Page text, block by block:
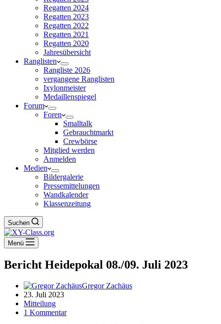
Regatten 2024
Regatten 2023
Regatten 2022
Regatten 2021
Regatten 2020
Jahresübersicht
Ranglisten
Rangliste 2026
vergangene Ranglisten
Ixylonmeister
Medaillenspiegel
Forum
Foren
Smalltalk
Gebrauchtmarkt
Crewbörse
Mitglied werden
Anmelden
Medien
Bildergalerie
Pressemittelungen
Wandkalender
Klassenzeitung
Suchen
Menü
Bericht Heidepokal 08./09. Juli 2023
Gregor Zachäus
23. Juli 2023
Mitteilung
1 Kommentar